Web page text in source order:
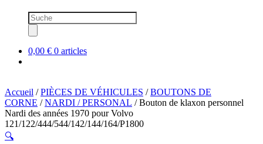
Recherche
de
produits
0,00 € 0 articles
Accueil /PIÈCES DE VÉHICULES /BOUTONS DE
CORNE /NARDI / PERSONAL / Bouton de klaxon personnel
Nardi des années 1970 pour Volvo
121/122/444/544/142/144/164/P1800
🔍